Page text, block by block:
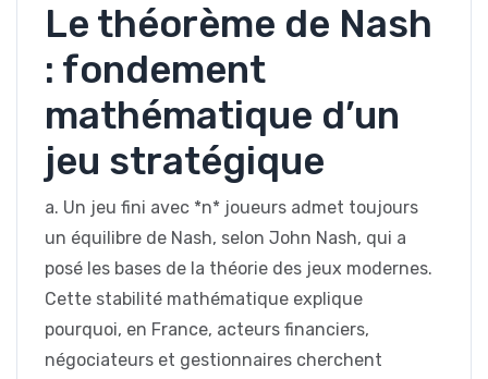
Le théorème de Nash
: fondement
mathématique d’un
jeu stratégique
a. Un jeu fini avec *n* joueurs admet toujours
un équilibre de Nash, selon John Nash, qui a
posé les bases de la théorie des jeux modernes.
Cette stabilité mathématique explique
pourquoi, en France, acteurs financiers,
négociateurs et gestionnaires cherchent